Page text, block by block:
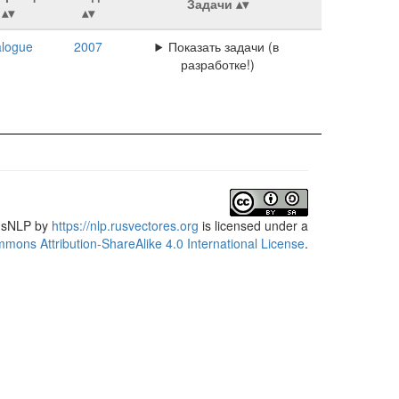
Задачи
2007
Показать задачи (в
разработке!)
by https://nlp.rusvectores.org is licensed under a
Attribution-ShareAlike 4.0 International License.